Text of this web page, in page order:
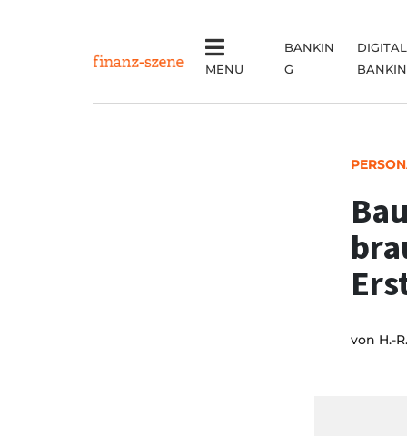
MENU
BANKIN
G
DIGITAL
von H.-